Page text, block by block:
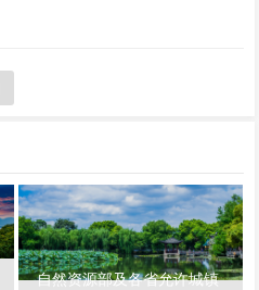
自然资源部及各省允许城镇